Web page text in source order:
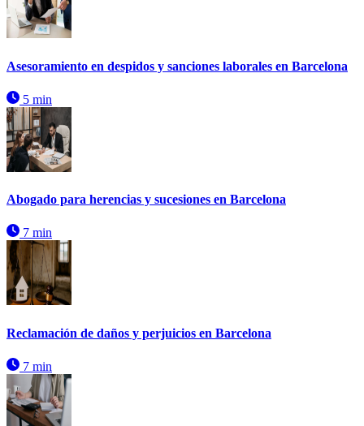
Asesoramiento en despidos y sanciones laborales en Barcelona
5 min
Abogado para herencias y sucesiones en Barcelona
7 min
Reclamación de daños y perjuicios en Barcelona
7 min